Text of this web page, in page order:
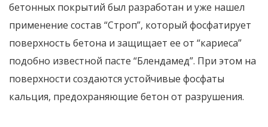
бетонных покрытий был разработан и уже нашел
применение состав “Строп”, который фосфатирует
поверхность бетона и защищает ее от “кариеса”
подобно известной пасте “Блендамед”. При этом на
поверхности создаются устойчивые фосфаты
кальция, предохраняющие бетон от разрушения.